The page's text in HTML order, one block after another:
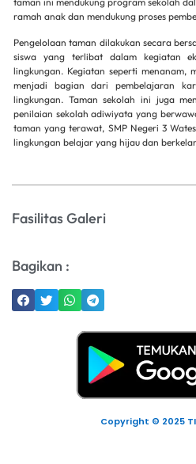
ramah anak dan mendukung proses
Pengelolaan taman dilakukan secara
siswa yang terlibat dalam kegiatan
lingkungan. Kegiatan seperti menanam,
menjadi bagian dari pembelajaran
lingkungan. Taman sekolah ini juga
penilaian sekolah adiwiyata yang
taman yang terawat, SMP Negeri 3
lingkungan belajar yang hijau dan
Fasilitas Galeri
Bagikan :
Copyright © 2025